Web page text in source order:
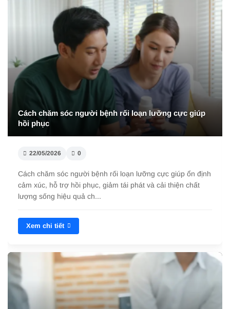
Cách chăm sóc người bệnh rối loạn lưỡng cực giúp
hồi phục
22/05/2026 0
Cách chăm sóc người bệnh rối loạn lưỡng cực giúp ổn định
cảm xúc, hỗ trợ hồi phục, giảm tái phát và cải thiện chất
lượng sống hiệu quả ch...
Xem chi tiết